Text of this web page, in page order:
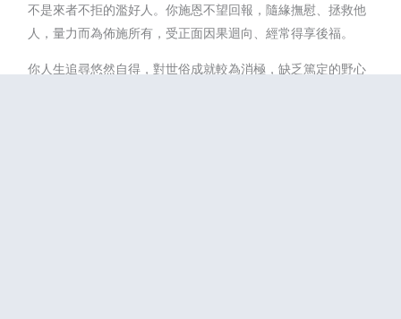
不是來者不拒的濫好人。你施恩不望回報，隨緣撫慰、拯救他
人，量力而為佈施所有，受正面因果迴向、經常得享後福。
你人生追尋悠然自得，對世俗成就較為消極，缺乏篤定的野心